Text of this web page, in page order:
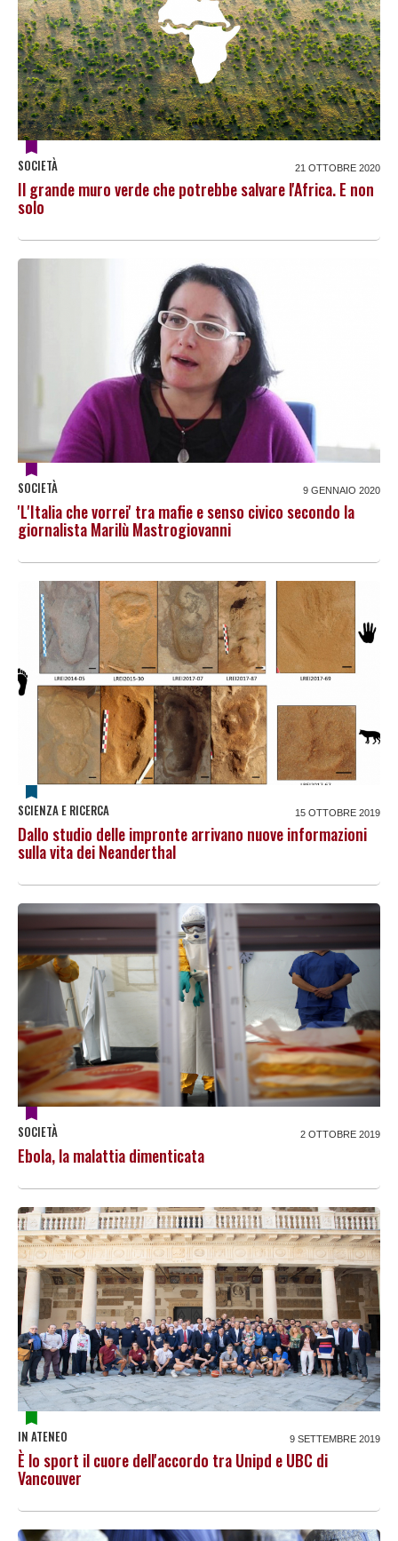
SOCIETÀ 21 OTTOBRE 2020
Il grande muro verde che potrebbe salvare l'Africa. E non
solo
SOCIETÀ 9 GENNAIO 2020
'L'Italia che vorrei' tra mafie e senso civico secondo la
giornalista Marilù Mastrogiovanni
SCIENZA E RICERCA 15 OTTOBRE 2019
Dallo studio delle impronte arrivano nuove informazioni
sulla vita dei Neanderthal
SOCIETÀ 2 OTTOBRE 2019
Ebola, la malattia dimenticata
IN ATENEO 9 SETTEMBRE 2019
È lo sport il cuore dell'accordo tra Unipd e UBC di
Vancouver